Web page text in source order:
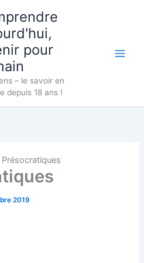
pour
– le savoir en
depuis 18 ans !
Présocratiques
2019